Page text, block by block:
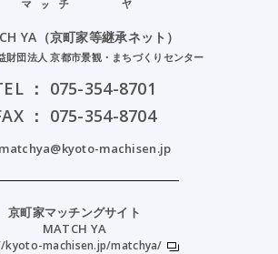
YA（京町家等継承ネット）
財団法人 京都市景観・まちづくりセンター
： 075-354-8701
： 075-354-8704
matchya@kyoto-machisen.jp
京町家マッチングサイト
MATCH YA
machisen.jp/matchya/